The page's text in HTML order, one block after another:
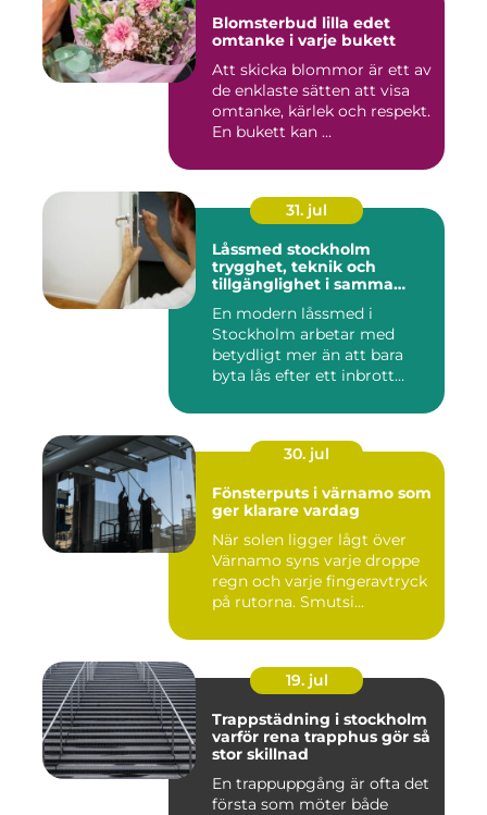
Blomsterbud lilla edet
omtanke i varje bukett
Att skicka blommor är ett av
de enklaste sätten att visa
omtanke, kärlek och respekt.
En bukett kan ...
31. jul
Låssmed stockholm
trygghet, teknik och
tillgänglighet i samma
En modern låssmed i
Stockholm arbetar med
betydligt mer än att bara
byta lås efter ett inbrott
30. jul
Fönsterputs i värnamo som
ger klarare vardag
När solen ligger lågt över
Värnamo syns varje droppe
regn och varje fingeravtryck
på rutorna. Smutsi...
19. jul
Trappstädning i stockholm
varför rena trapphus gör så
stor skillnad
En trappuppgång är ofta det
första som möter både